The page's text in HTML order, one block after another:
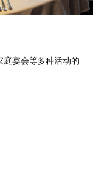
宴会等多种活动的